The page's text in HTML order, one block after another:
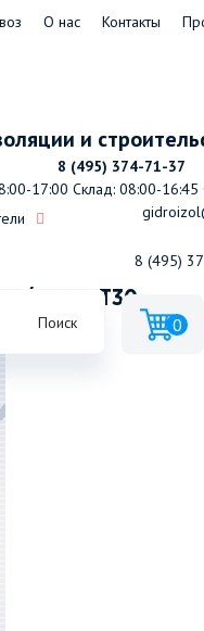
О нас Контакты
и
8 (495) 374-71-37
17:00 Склад: 08:00-16:45
8 (495)
Поиск 0
к/ф D21 T30